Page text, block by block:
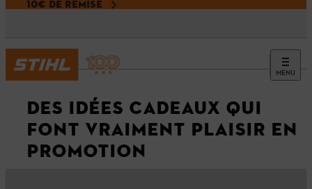
10€ DE REMISE
MENU
DES IDÉES CADEAUX QUI
FONT VRAIMENT PLAISIR EN
PROMOTION